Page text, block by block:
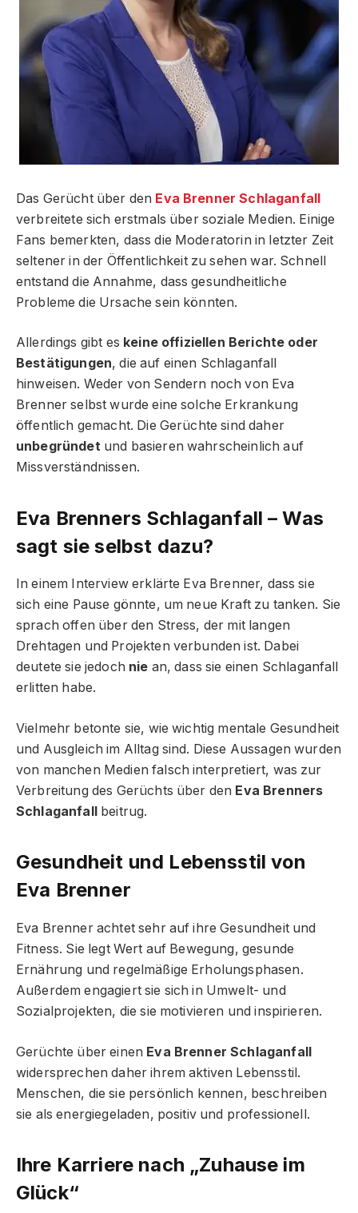
Das Gerücht über den Eva Brenner Schlaganfall
verbreitete sich erstmals über soziale Medien. Einige
Fans bemerkten, dass die Moderatorin in letzter Zeit
seltener in der Öffentlichkeit zu sehen war. Schnell
entstand die Annahme, dass gesundheitliche
Probleme die Ursache sein könnten.
Allerdings gibt es keine offiziellen Berichte oder
Bestätigungen, die auf einen Schlaganfall
hinweisen. Weder von Sendern noch von Eva
Brenner selbst wurde eine solche Erkrankung
öffentlich gemacht. Die Gerüchte sind daher
unbegründetund basieren wahrscheinlich auf
Missverständnissen.
Eva Brenners Schlaganfall – Was
sagt sie selbst dazu?
In einem Interview erklärte Eva Brenner, dass sie
sich eine Pause gönnte, um neue Kraft zu tanken. Sie
sprach offen über den Stress, der mit langen
Drehtagen und Projekten verbunden ist. Dabei
deutete sie jedoch nie an, dass sie einen Schlaganfall
erlitten habe.
Vielmehr betonte sie, wie wichtig mentale Gesundheit
und Ausgleich im Alltag sind. Diese Aussagen wurden
von manchen Medien falsch interpretiert, was zur
Verbreitung des Gerüchts über den Eva Brenners
Schlaganfallbeitrug.
Gesundheit und Lebensstil von
Eva Brenner
Eva Brenner achtet sehr auf ihre Gesundheit und
Fitness. Sie legt Wert auf Bewegung, gesunde
Ernährung und regelmäßige Erholungsphasen.
Außerdem engagiert sie sich in Umwelt- und
Sozialprojekten, die sie motivieren und inspirieren.
Gerüchte über einen Eva Brenner Schlaganfall
widersprechen daher ihrem aktiven Lebensstil.
Menschen, die sie persönlich kennen, beschreiben
sie als energiegeladen, positiv und professionell.
Ihre Karriere nach „Zuhause im
Glück“